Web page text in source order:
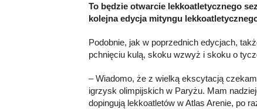
To będzie otwarcie lekkoatletycznego
kolejna edycja mityngu
Podobnie, jak w poprzednich edycjach,
pchnięciu kulą, skoku wzwyż i skoku o
– Wiadomo, że z wielką ekscytacją
igrzysk olimpijskich w Paryżu. Mam
dopingują lekkoatletów w Atlas Arenie, po